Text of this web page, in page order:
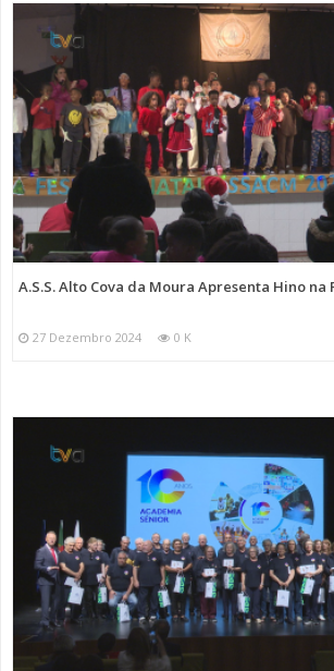
A.S.S. Alto Cova da Moura Apresenta Hino na
27 Dezembro 2024 0 K